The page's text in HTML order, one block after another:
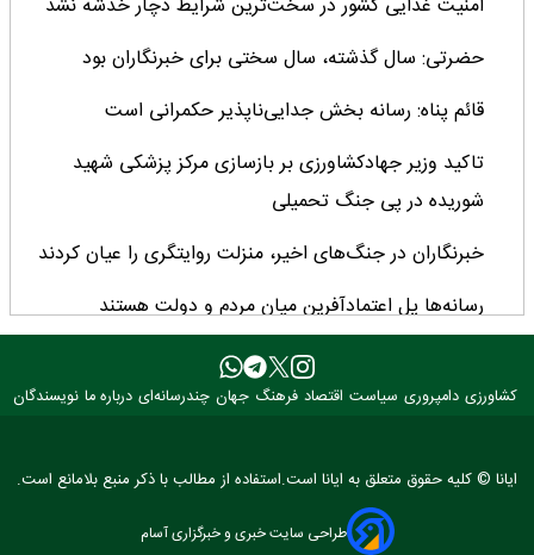
حضرتی: سال گذشته، سال سختی برای خبرنگاران بود
قائم پناه: رسانه بخش جدایی‌ناپذیر حکمرانی است
تاکید وزیر جهادکشاورزی بر بازسازی مرکز پزشکی شهید
شوریده در پی جنگ تحمیلی
خبرنگاران در جنگ‌های اخیر، منزلت روایتگری را عیان کردند
رسانه‌ها پل اعتمادآفرین میان مردم و دولت هستند
درصدی این بانک از تأمین مالی بخش کشاورزی
چشم‌انداز مثبت تولید دانه‌های روغنی پس از ۳۰ سال
با اجرای قاعده قبض انبار ۳.۵ میلیون تن کالا وارد کشور شد
کشاورزی دامپروری سیاست اقتصاد فرهنگ جهان چندرسانه‌ای درباره ما نویسندگان
ایانا © کلیه حقوق متعلق به ایانا است.استفاده از مطالب با ذکر منبع بلامانع است.
طراحی سایت خبری و خبرگزاری آسام